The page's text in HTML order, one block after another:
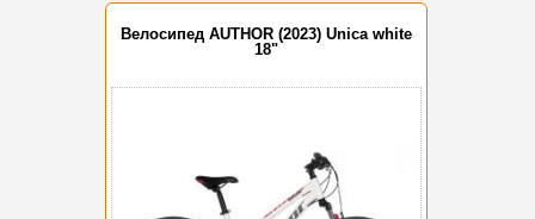
Велосипед AUTHOR (2023) Unica white
18"